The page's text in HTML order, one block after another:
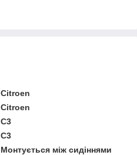
Citroen
Citroen
C3
C3
Монтується між сидіннями